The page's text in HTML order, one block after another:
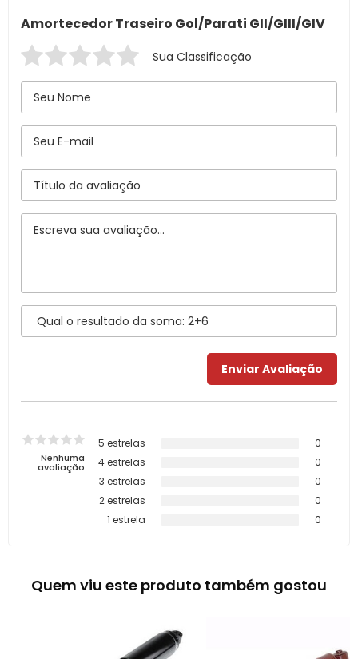
Amortecedor Traseiro Gol/Parati GII/GIII/GIV
Sua Classificação
Nenhuma
avaliação
5 estrelas
0
4 estrelas
0
3 estrelas
0
2 estrelas
0
1 estrela
0
Quem viu este produto também gostou